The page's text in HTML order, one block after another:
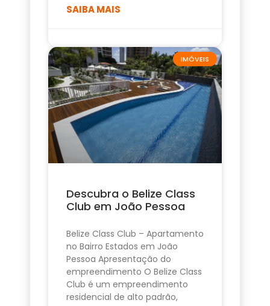
SAIBA MAIS
IMÓVEIS
Descubra o Belize Class
Club em João Pessoa
Belize Class Club – Apartamento
no Bairro Estados em João
Pessoa Apresentação do
empreendimento O Belize Class
Club é um empreendimento
residencial de alto padrão,